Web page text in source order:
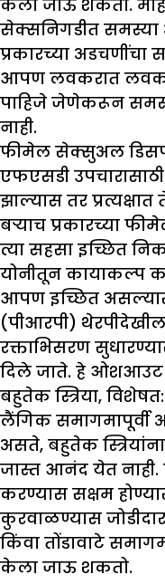
केला जाऊ शकतो.
सेक्सनिगडीत समस्या
प्रकारच्या
आपण लवकरात
पाहिजे जेणेकरून
नाही.
फीमेल सेक्सुअल
एफएसडी
झाल्यास तर प्रत्यक्षात
बऱ्याच प्रकारच्या
त्या सहसा इच्छित
योनीतून कायाकल्प
आपण इच्छित
(पीआरपी)
रक्ताभिसरण
दिले जाते. हे
बहुतेक स्त्रिया,
लैंगिक समागमापूर्वी
असते, बहुतेक
जास्त आनंद येत
करण्यास सक्षम
कुरवाळण्यास
किंवा तोंडावाटे
केला जाऊ शकतो.